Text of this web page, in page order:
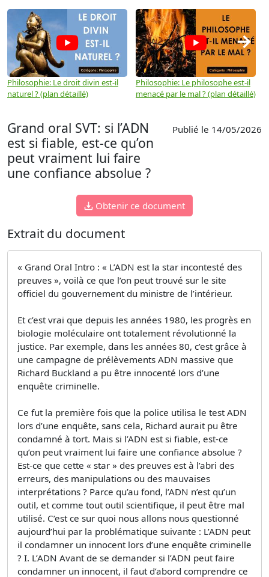
Philosophie: Le droit divin est-il
naturel ? (plan détaillé)
Philosophie: Le philosophe est-il
menacé par le mal ? (plan détaillé)
→
Grand oral SVT: si l’ADN
est si fiable, est-ce qu’on
peut vraiment lui faire
une confiance absolue ?
Publié le 14/05/2026
Obtenir ce document
Extrait du document
« Grand Oral Intro : « L’ADN est la star incontesté des
preuves », voilà ce que l’on peut trouvé sur le site
officiel du gouvernement du ministre de l’intérieur.
Et c’est vrai que depuis les années 1980, les progrès en
biologie moléculaire ont totalement révolutionné la
justice. Par exemple, dans les années 80, c’est grâce à
une campagne de prélèvements ADN massive que
Richard Buckland a pu être innocenté lors d’une
enquête criminelle.
Ce fut la première fois que la police utilisa le test ADN
lors d’une enquête, sans cela, Richard aurait pu être
condamné à tort. Mais si l’ADN est si fiable, est-ce
qu’on peut vraiment lui faire une confiance absolue ?
Est-ce que cette « star » des preuves est à l’abri des
erreurs, des manipulations ou des mauvaises
interprétations ? Parce qu’au fond, l’ADN n’est qu’un
outil, et comme tout outil scientifique, il peut être mal
utilisé. C’est ce sur quoi nous allons nous questionné
aujourd’hui par la problématique suivante : L’ADN peut
il condamner un innocent lors d’une enquête criminelle
? I. L’ADN Avant de se demander si l’ADN peut faire
condamner un innocent, il faut d’abord comprendre ce